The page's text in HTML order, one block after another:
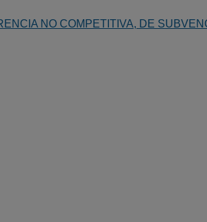
NO COMPETITIVA, DE